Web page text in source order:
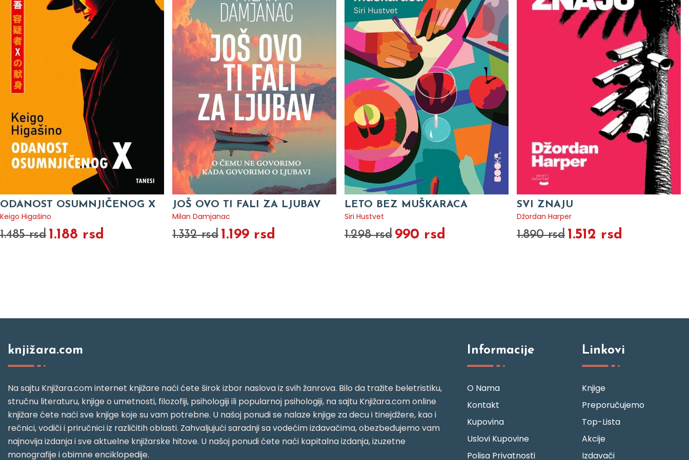
ODANOST OSUMNJIČENOG X
Keigo Higašino
1.485 rsd 1.188 rsd
JOŠ OVO TI FALI ZA LJUBAV
Milan Damjanac
1.332 rsd 1.199 rsd
LETO BEZ MUŠKARACA
Siri Hustvet
1.298 rsd 990 rsd
SVI ZNAJU
Džordan Harper
1.890 rsd 1.512 rsd
knjižara.com
Na sajtu Knjižara.com internet knjižare naći ćete širok izbor naslova iz svih žanrova. Bilo da tražite beletristiku,
stručnu literaturu, knjige o umetnosti, filozofiji, psihologiji ili popularnoj psihologiji, na sajtu Knjižara.com online
knjižare ćete naći sve knjige koje su vam potrebne. U našoj ponudi se nalaze knjige za decu i tinejdžere, kao i
rečnici, vodiči i priručnici iz različitih oblasti. Zahvaljujući saradnji sa vodećim izdavačima, obezbeđujemo vam
najnovija izdanja i sve aktuelne knjižarske hitove. U našoj ponudi ćete naći kapitalna izdanja, izuzetne
monografije i obimne enciklopedije.
Informacije
O Nama
Kontakt
Kupovina
Uslovi Kupovine
Polisa Privatnosti
Linkovi
Knjige
Preporučujemo
Top-Lista
Akcije
Izdavači